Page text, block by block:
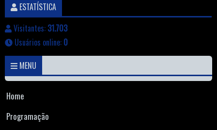
ESTATÍSTICA
Visitantes: 31.703
Usuários online: 0
MENU
Home
Programação